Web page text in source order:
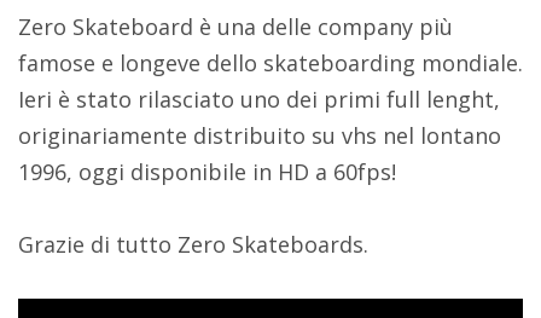
Zero Skateboard è una delle company più
famose e longeve dello skateboarding mondiale.
Ieri è stato rilasciato uno dei primi full lenght,
originariamente distribuito su vhs nel lontano
1996, oggi disponibile in HD a 60fps!
Grazie di tutto Zero Skateboards.